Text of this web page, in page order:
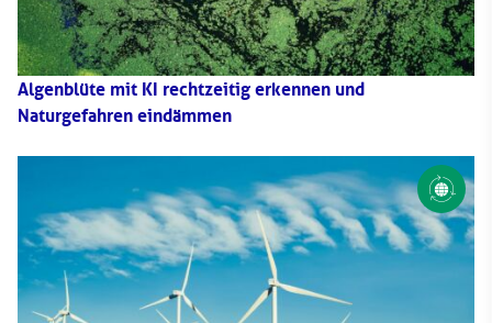
Algenblüte mit KI rechtzeitig erkennen und
Naturgefahren eindämmen